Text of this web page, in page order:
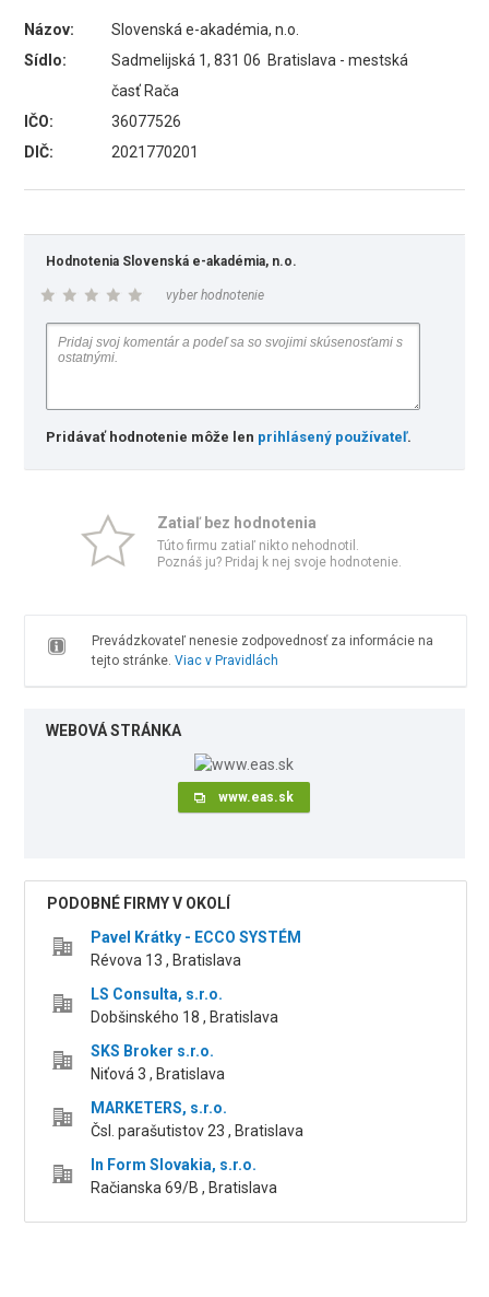
Názov:
Slovenská e-akadémia, n.o.
Sídlo:
Sadmelijská 1, 831 06 Bratislava - mestská
časť Rača
IČO:
36077526
DIČ:
2021770201
Hodnotenia Slovenská e-akadémia, n.o.
vyber hodnotenie
Pridávať hodnotenie môže len prihlásený používateľ.
Zatiaľ bez hodnotenia
Túto firmu zatiaľ nikto nehodnotil.
Poznáš ju? Pridaj k nej svoje hodnotenie.
Prevádzkovateľ nenesie zodpovednosť za informácie na
tejto stránke. Viac v Pravidlách
WEBOVÁ STRÁNKA
www.eas.sk
PODOBNÉ FIRMY V OKOLÍ
Pavel Krátky - ECCO SYSTÉM
Révova 13 , Bratislava
LS Consulta, s.r.o.
Dobšinského 18 , Bratislava
SKS Broker s.r.o.
Niťová 3 , Bratislava
MARKETERS, s.r.o.
Čsl. parašutistov 23 , Bratislava
In Form Slovakia, s.r.o.
Račianska 69/B , Bratislava